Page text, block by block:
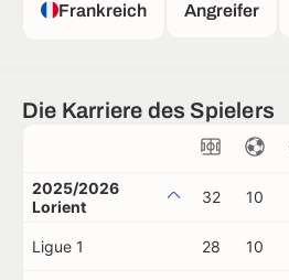
Frankreich Angreifer
Die Karriere des Spielers
2025/2026
Lorient
32 10
Ligue 1 28 10